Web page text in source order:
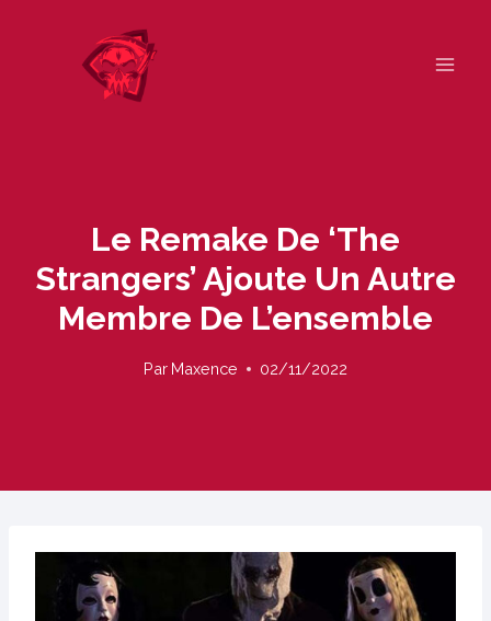
Le Remake De ‘The
Strangers’ Ajoute Un Autre
Membre De L’ensemble
Par Maxence 02/11/2022